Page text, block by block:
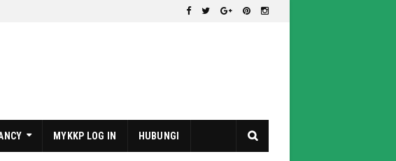
MYKKP LOG IN HUBUNGI